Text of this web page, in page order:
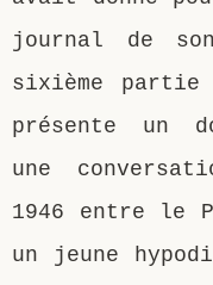
journal de
sixième
présente un
une
1946 entre le
un jeune